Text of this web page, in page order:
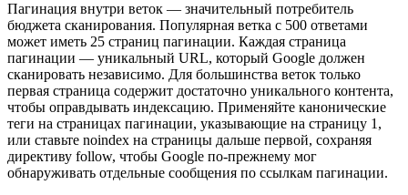
Пагинация внутри веток — значительный потребитель
бюджета сканирования. Популярная ветка с 500 ответами
может иметь 25 страниц пагинации. Каждая страница
пагинации — уникальный URL, который Google должен
сканировать независимо. Для большинства веток только
первая страница содержит достаточно уникального контента,
чтобы оправдывать индексацию. Применяйте канонические
теги на страницах пагинации, указывающие на страницу 1,
или ставьте noindex на страницы дальше первой, сохраняя
директиву follow, чтобы Google по-прежнему мог
обнаруживать отдельные сообщения по ссылкам пагинации.